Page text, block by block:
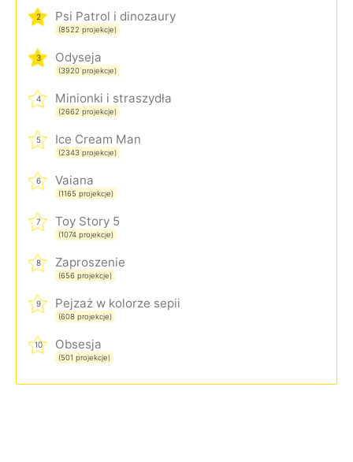
2 Psi Patrol i dinozaury
(8522 projekcje)
3 Odyseja
(3920 projekcje)
4 Minionki i straszydła
(2662 projekcje)
5 Ice Cream Man
(2343 projekcje)
6 Vaiana
(1165 projekcje)
7 Toy Story 5
(1074 projekcje)
8 Zaproszenie
(656 projekcje)
9 Pejzaż w kolorze sepii
(608 projekcje)
10 Obsesja
(501 projekcje)